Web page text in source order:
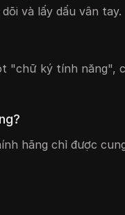
và lấy dấu vân tay.
"chữ ký tính năng",
hãng chỉ được